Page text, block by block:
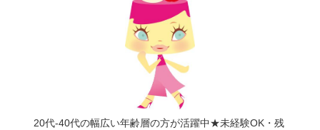
20代-40代の幅広い年齢層の方が活躍中★未経験OK・残